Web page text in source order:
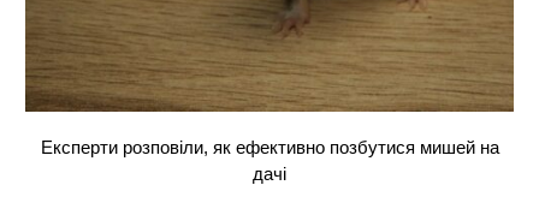
Експерти розповіли, як ефективно позбутися мишей на
дачі